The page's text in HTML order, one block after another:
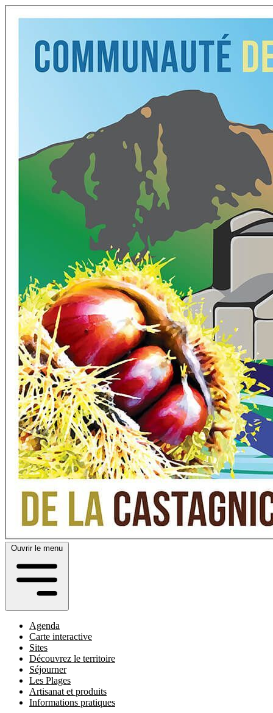
Ouvrir le menu
Agenda
Carte interactive
Sites
Découvrez le territoire
Séjourner
Les Plages
Artisanat et produits
Informations pratiques